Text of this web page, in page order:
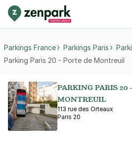
Parkings France Parkings Paris
Parking Paris 20 - Porte de Montreuil
PARKING PARIS 20
MONTREUIL
113 rue des Orteaux
Paris 20